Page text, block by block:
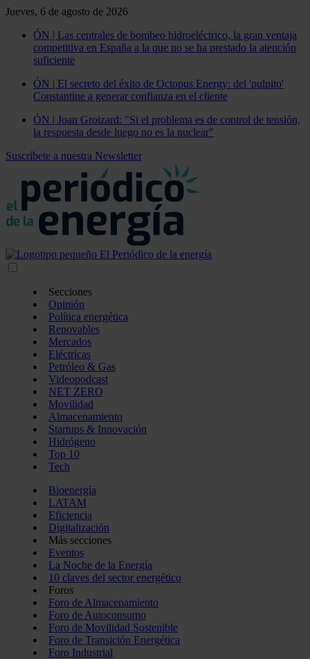
Jueves, 6 de agosto de 2026
ÓN | Las centrales de bombeo hidroeléctrico, la gran ventaja
competitiva en España a la que no se ha prestado la atención
suficiente
ÓN | El secreto del éxito de Octopus Energy: del 'pulpito'
Constantine a generar confianza en el cliente
ÓN | Joan Groizard: "Si el problema es de control de tensión,
la respuesta desde luego no es la nuclear"
Suscríbete a nuestra Newsletter
Secciones
Opinión
Política energética
Renovables
Mercados
Eléctricas
Petróleo & Gas
Videopodcast
NET ZERO
Movilidad
Almacenamiento
Startups & Innovación
Hidrógeno
Top 10
Tech
Bioenergía
LATAM
Eficiencia
Digitalización
Más secciones
Eventos
La Noche de la Energía
10 claves del sector energético
Foros
Foro de Almacenamiento
Foro de Autoconsumo
Foro de Movilidad Sostenible
Foro de Transición Energética
Foro Industrial